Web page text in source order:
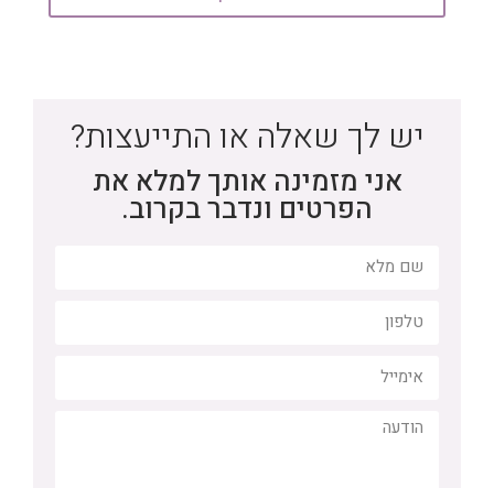
יש לך שאלה או התייעצות?
אני מזמינה אותך למלא את
הפרטים ונדבר בקרוב.